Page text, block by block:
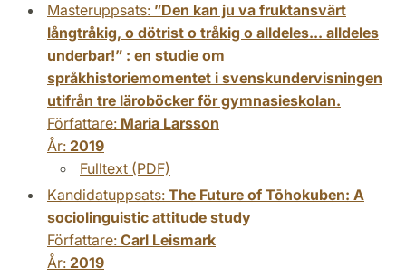
Masteruppsats: ”Den kan ju va fruktansvärt
långtråkig, o dötrist o tråkig o alldeles... alldeles
underbar!” : en studie om
språkhistoriemomentet i svenskundervisningen
utifrån tre läroböcker för gymnasieskolan.
Författare: Maria Larsson
År: 2019
Fulltext (PDF)
Kandidatuppsats: The Future of Tōhokuben: A
sociolinguistic attitude study
Författare: Carl Leismark
År: 2019